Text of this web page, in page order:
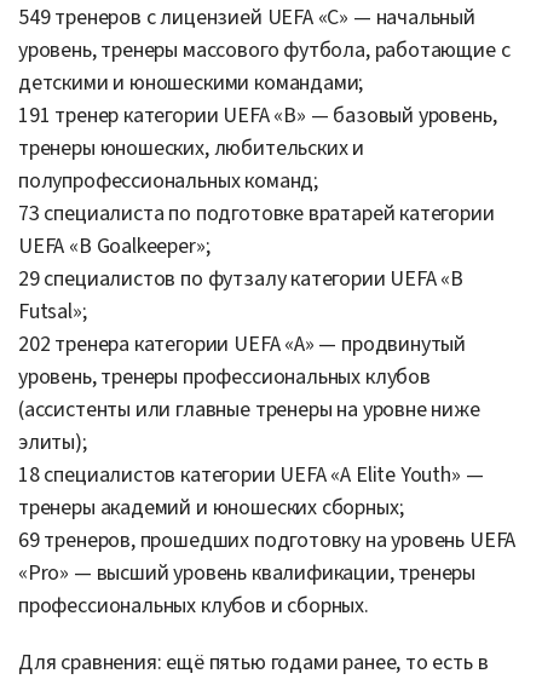
549 тренеров с лицензией UEFA «C» — начальный
уровень, тренеры массового футбола, работающие с
детскими и юношескими командами;
191 тренер категории UEFA «B» — базовый уровень,
тренеры юношеских, любительских и
полупрофессиональных команд;
73 специалиста по подготовке вратарей категории
UEFA «B Goalkeeper»;
29 специалистов по футзалу категории UEFA «B
Futsal»;
202 тренера категории UEFA «A» — продвинутый
уровень, тренеры профессиональных клубов
(ассистенты или главные тренеры на уровне ниже
элиты);
18 специалистов категории UEFA «A Elite Youth» —
тренеры академий и юношеских сборных;
69 тренеров, прошедших подготовку на уровень UEFA
«Pro» — высший уровень квалификации, тренеры
профессиональных клубов и сборных.
Для сравнения: ещё пятью годами ранее, то есть в